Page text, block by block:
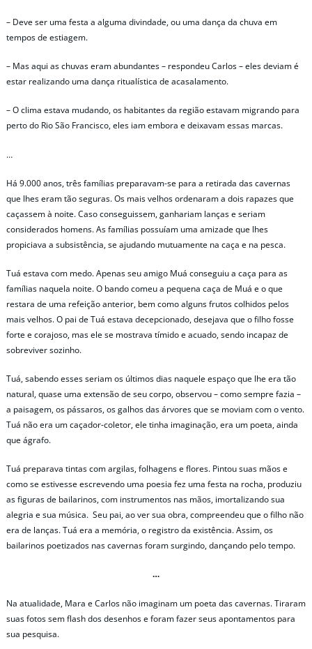
– Deve ser uma festa a alguma divindade, ou uma dança da chuva em
tempos de estiagem.
– Mas aqui as chuvas eram abundantes – respondeu Carlos – eles deviam é
estar realizando uma dança ritualística de acasalamento.
– O clima estava mudando, os habitantes da região estavam migrando para
perto do Rio São Francisco, eles iam embora e deixavam essas marcas.
…
Há 9.000 anos, três famílias preparavam-se para a retirada das cavernas
que lhes eram tão seguras. Os mais velhos ordenaram a dois rapazes que
caçassem à noite. Caso conseguissem, ganhariam lanças e seriam
considerados homens. As famílias possuíam uma amizade que lhes
propiciava a subsistência, se ajudando mutuamente na caça e na pesca.
Tuá estava com medo. Apenas seu amigo Muá conseguiu a caça para as
famílias naquela noite. O bando comeu a pequena caça de Muá e o que
restara de uma refeição anterior, bem como alguns frutos colhidos pelos
mais velhos. O pai de Tuá estava decepcionado, desejava que o filho fosse
forte e corajoso, mas ele se mostrava tímido e acuado, sendo incapaz de
sobreviver sozinho.
Tuá, sabendo esses seriam os últimos dias naquele espaço que lhe era tão
natural, quase uma extensão de seu corpo, observou – como sempre fazia –
a paisagem, os pássaros, os galhos das árvores que se moviam com o vento.
Tuá não era um caçador-coletor, ele tinha imaginação, era um poeta, ainda
que ágrafo.
Tuá preparava tintas com argilas, folhagens e flores. Pintou suas mãos e
como se estivesse escrevendo uma poesia fez uma festa na rocha, produziu
as figuras de bailarinos, com instrumentos nas mãos, imortalizando sua
alegria e sua música. Seu pai, ao ver sua obra, compreendeu que o filho não
era de lanças. Tuá era a memória, o registro da existência. Assim, os
bailarinos poetizados nas cavernas foram surgindo, dançando pelo tempo.
…
Na atualidade, Mara e Carlos não imaginam um poeta das cavernas. Tiraram
suas fotos sem flash dos desenhos e foram fazer seus apontamentos para
sua pesquisa.